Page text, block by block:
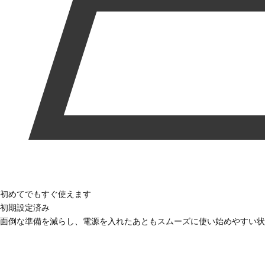
初めてでもすぐ使えます
初期設定済み
面倒な準備を減らし、電源を入れたあともスムーズに使い始めやすい